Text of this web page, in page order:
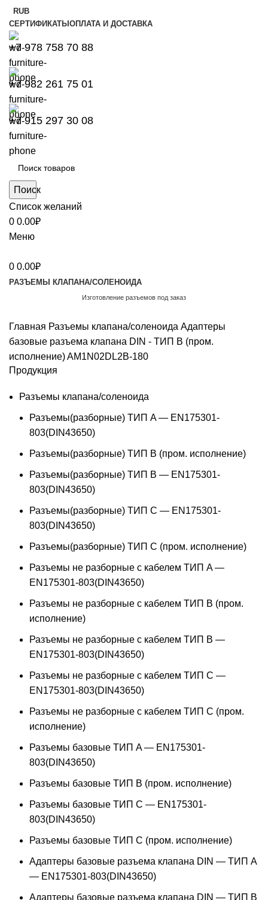
RUB
СЕРТИФИКАТЫОПЛАТА И ДОСТАВКА
+7 978 758 70 88
+7 982 261 75 01
+7 915 297 30 08
Поиск
Список желаний
0 0.00₽
Меню
0 0.00₽
РАЗЪЕМЫ КЛАПАНА/СОЛЕНОИДА
Изготовление разъемов под заказ
Главная Разъемы клапана/соленоида Адаптеры
базовые разъема клапана DIN - ТИП B (пром.
исполнение)AM1N02DL2B-180
Продукция
Разъемы клапана/соленоида
Разъемы(разборные) ТИП A — EN175301-
803(DIN43650)
Разъемы(разборные) ТИП В (пром. исполнение)
Разъемы(разборные) ТИП B — EN175301-
803(DIN43650)
Разъемы(разборные) ТИП C — EN175301-
803(DIN43650)
Разъемы(разборные) ТИП С (пром. исполнение)
Разъемы не разборные с кабелем ТИП A —
EN175301-803(DIN43650)
Разъемы не разборные с кабелем ТИП B (пром.
исполнение)
Разъемы не разборные с кабелем ТИП B —
EN175301-803(DIN43650)
Разъемы не разборные с кабелем ТИП C —
EN175301-803(DIN43650)
Разъемы не разборные с кабелем ТИП C (пром.
исполнение)
Разъемы базовые ТИП A — EN175301-
803(DIN43650)
Разъемы базовые ТИП В (пром. исполнение)
Разъемы базовые ТИП C — EN175301-
803(DIN43650)
Разъемы базовые ТИП C (пром. исполнение)
Адаптеры базовые разъема клапана DIN — ТИП A
— EN175301-803(DIN43650)
Адаптеры базовые разъема клапана DIN — ТИП B